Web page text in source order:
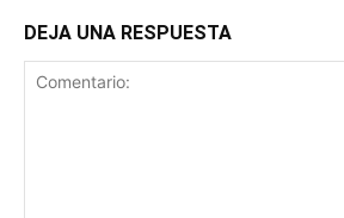
DEJA UNA RESPUESTA